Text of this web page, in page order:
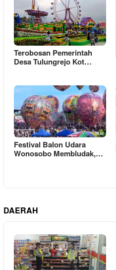
Terobosan Pemerintah
Desa Tulungrejo Kot…
Festival Balon Udara
Wonosobo Membludak,…
DAERAH